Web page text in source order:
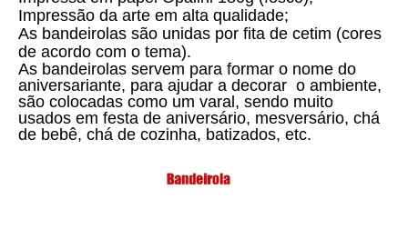
Impressão da arte em alta qualidade;
As bandeirolas são unidas por fita de cetim (cores
de acordo com o tema).
As bandeirolas servem para formar o nome do
aniversariante, para ajudar a decorar o ambiente,
são colocadas como um varal, sendo muito
usados em festa de aniversário, mesversário, chá
de bebê, chá de cozinha, batizados, etc.